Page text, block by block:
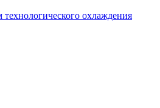
технологического охлаждения